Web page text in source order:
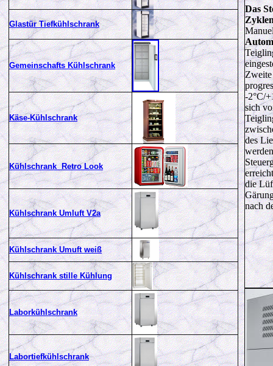
Glastür Tiefkühlschrank
Gemeinschafts Kühlschrank
Käse-Kühlschrank
Kühlschrank Retro Look
Kühlschrank Umluft V2a
Kühlschrank Umuft weiß
Kühlschrank stille Kühlung
Laborkühlschrank
Labortiefkühlschrank
Das
Zweite
-2°C/
sich
des
die
nach